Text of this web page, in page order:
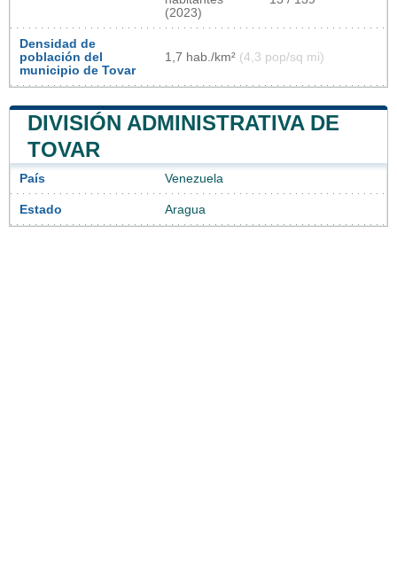
(2023)
Densidad de
población del
municipio de Tovar
1,7 hab./km² (4,3 pop/sq mi)
DIVISIÓN ADMINISTRATIVA DE
TOVAR
País Venezuela
Estado Aragua